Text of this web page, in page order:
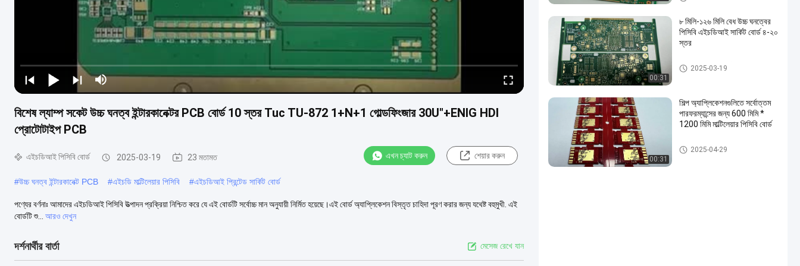
বিশেষ ল্যাম্প সকেট উচ্চ ঘনত্ব ইন্টারকানেক্টর PCB বোর্ড 10 স্তর Tuc TU-872 1+N+1 গোল্ডফিংজার 30U"+ENIG HDI
প্রোটোটাইপ PCB
এইচডিআই পিসিবি বোর্ড 2025-03-19 23 মতামত এখন চ্যাট করুন শেয়ার করুন
#উচ্চ ঘনত্ব ইন্টারকানেক্ট PCB #এইচডি মাল্টিলেয়ার পিসিবি #এইচডিআই প্রিন্টেড সার্কিট বোর্ড
পণ্যের বর্ণনাঃ আমাদের এইচডিআই পিসিবি উত্পাদন প্রক্রিয়া নিশ্চিত করে যে এই বোর্ডটি সর্বোচ্চ মান অনুযায়ী নির্মিত হয়েছে।এই বোর্ড অ্যাপ্লিকেশন বিস্তৃত চাহিদা পূরণ করার জন্য যথেষ্ট বহুমুখী. এই
বোর্ডটি শু...
আরও দেখুন
দর্শনার্থীর বার্তা মেসেজ রেখে যান
00:31
৮ মিলি-১২৬ মিলি বেধ উচ্চ ঘনত্বের
পিসিবি এইচডিআই সার্কিট বোর্ড ৪-২০
স্তর
এইচডিআই পিসিবি বোর্ড
2025-03-19
00:31
শিল্প অ্যাপ্লিকেশনগুলিতে সর্বোত্তম
পারফরম্যান্সের জন্য 600 মিমি *
1200 মিমি মাল্টিলেয়ার পিসিবি বোর্ড
মাল্টিলেয়ার পিসিবি বোর্ড
2025-04-29